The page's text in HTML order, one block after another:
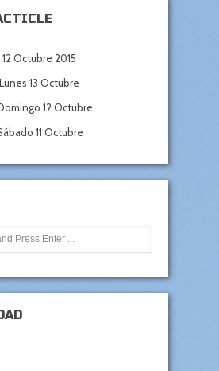
Octubre 2015
13 Octubre
12 Octubre
11 Octubre